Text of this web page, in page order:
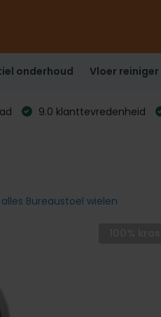
onderhoud Vloer reiniger
9.0 klanttevredenheid
alles Bureaustoel wielen